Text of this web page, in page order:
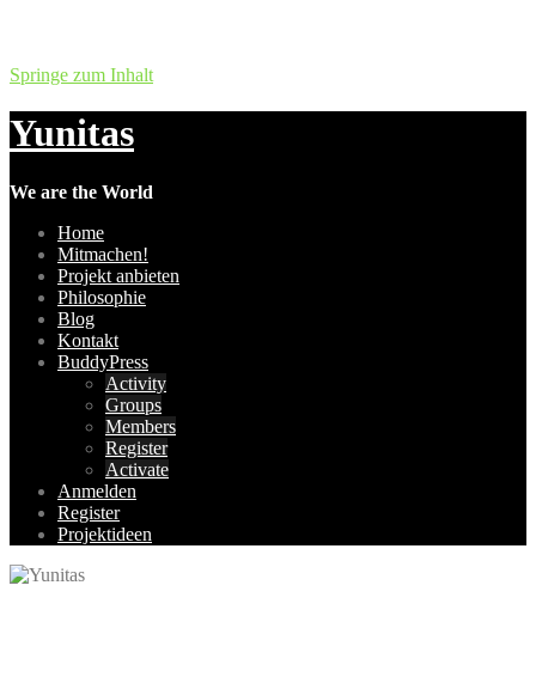
Springe zum Inhalt
Yunitas
We are the World
Home
Mitmachen!
Projekt anbieten
Philosophie
Blog
Kontakt
BuddyPress
Activity
Groups
Members
Register
Activate
Anmelden
Register
Projektideen